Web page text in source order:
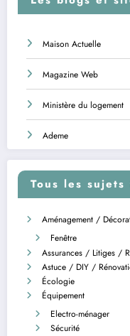
Maison Actuelle
Magazine Web
Ministère du logement
Ademe
Tous les
Aménagement /
Fenêtre
Assurances / Litiges /
Astuce / DIY /
Écologie
Équipement
Electro-ménager
Sécurité